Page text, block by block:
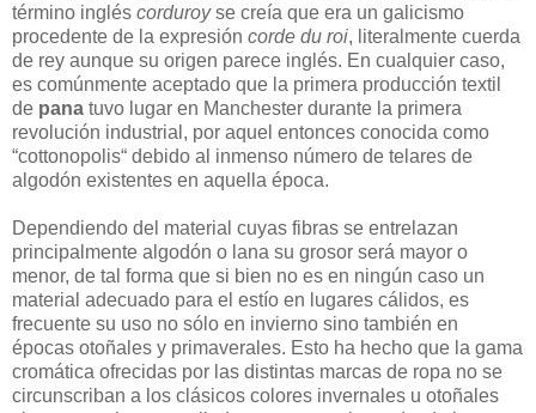
término inglés corduroyse creía que era un galicismo
procedente de la expresión corde du roi, literalmente cuerda
de rey aunque su origen parece inglés. En cualquier caso,
es comúnmente aceptado que la primera producción textil
de pana tuvo lugar en Manchester durante la primera
revolución industrial, por aquel entonces conocida como
“cottonopolis“ debido al inmenso número de telares de
algodón existentes en aquella época.
Dependiendo del material cuyas fibras se entrelazan
principalmente algodón o lana su grosor será mayor o
menor, de tal forma que si bien no es en ningún caso un
material adecuado para el estío en lugares cálidos, es
frecuente su uso no sólo en invierno sino también en
épocas otoñales y primaverales. Esto ha hecho que la gama
cromática ofrecidas por las distintas marcas de ropa no se
circunscriban a los clásicos colores invernales u otoñales